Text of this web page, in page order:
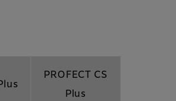
PROFECT CS
Plus